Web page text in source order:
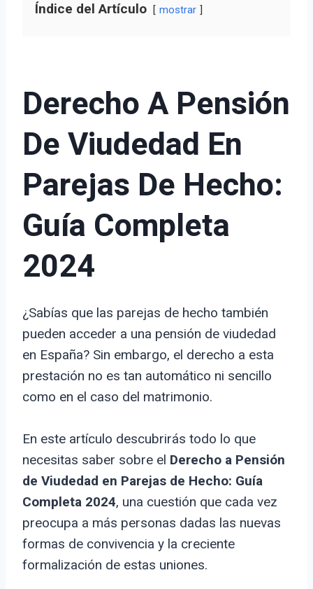
Índice del Artículo mostrar
Derecho A Pensión
De Viudedad En
Parejas De Hecho:
Guía Completa
2024
¿Sabías que las parejas de hecho también
pueden acceder a una pensión de viudedad
en España? Sin embargo, el derecho a esta
prestación no es tan automático ni sencillo
como en el caso del matrimonio.
En este artículo descubrirás todo lo que
necesitas saber sobre el Derecho a Pensión
de Viudedad en Parejas de Hecho: Guía
Completa 2024, una cuestión que cada vez
preocupa a más personas dadas las nuevas
formas de convivencia y la creciente
formalización de estas uniones.